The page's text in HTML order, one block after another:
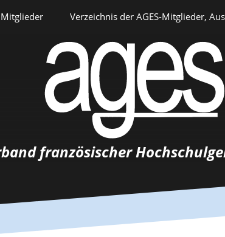
Auswahlverfahren
Mitglieder
Persönlicher Bereich
Verzeichnis der AGES-Mitglieder,
französischer